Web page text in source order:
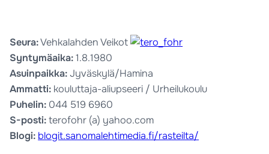
Seura:Vehkalahden Veikot
Syntymäaika:1.8.1980
Asuinpaikka:Jyväskylä/Hamina
Ammatti: kouluttaja-aliupseeri / Urheilukoulu
Puhelin: 044 519 6960
S-posti:terofohr (a) yahoo.com
Blogi: blogit.sanomalehtimedia.fi/rasteilta/